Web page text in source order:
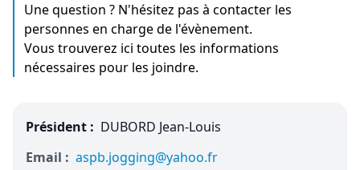
Une question ? N'hésitez pas à contacter les
personnes en charge de l'évènement.
Vous trouverez ici toutes les informations
nécessaires pour les joindre.
Président : DUBORD Jean-Louis
Email : aspb.jogging@yahoo.fr